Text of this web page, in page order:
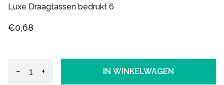
Luxe Draagtassen bedrukt 6
€0,68
− + IN WINKELWAGEN